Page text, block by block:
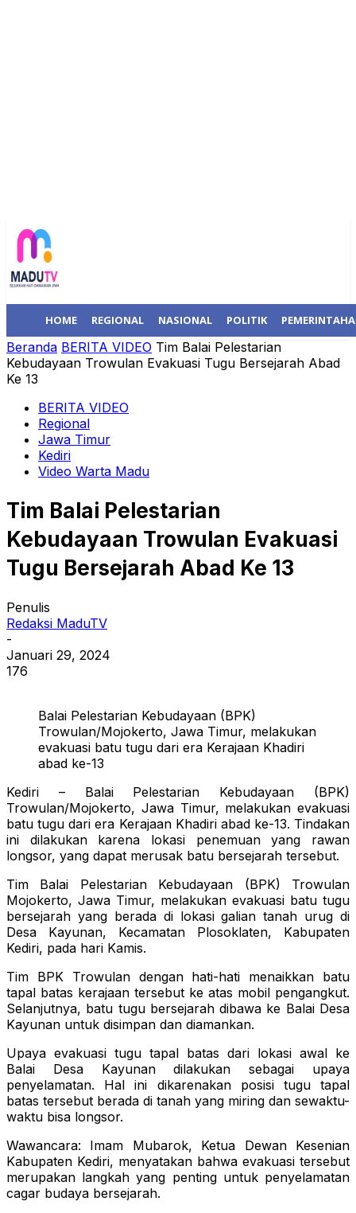
HOME REGIONAL NASIONAL POLITIK
Beranda BERITA VIDEO Tim Balai Pelestarian
Kebudayaan Trowulan Evakuasi Tugu Bersejarah Abad
Ke 13
BERITA VIDEO
Regional
Jawa Timur
Kediri
Video Warta Madu
Tim Balai Pelestarian
Kebudayaan Trowulan Evakuasi
Tugu Bersejarah Abad Ke 13
Penulis
Redaksi MaduTV
-
Januari 29, 2024
176
Balai Pelestarian Kebudayaan (BPK)
Trowulan/Mojokerto, Jawa Timur, melakukan
evakuasi batu tugu dari era Kerajaan Khadiri
abad ke-13
Kediri – Balai Pelestarian Kebudayaan (BPK)
Trowulan/Mojokerto, Jawa Timur, melakukan evakuasi
batu tugu dari era Kerajaan Khadiri abad ke-13. Tindakan
ini dilakukan karena lokasi penemuan yang rawan
longsor, yang dapat merusak batu bersejarah tersebut.
Tim Balai Pelestarian Kebudayaan (BPK) Trowulan
Mojokerto, Jawa Timur, melakukan evakuasi batu tugu
bersejarah yang berada di lokasi galian tanah urug di
Desa Kayunan, Kecamatan Plosoklaten, Kabupaten
Kediri, pada hari Kamis.
Tim BPK Trowulan dengan hati-hati menaikkan batu
tapal batas kerajaan tersebut ke atas mobil pengangkut.
Selanjutnya, batu tugu bersejarah dibawa ke Balai Desa
Kayunan untuk disimpan dan diamankan.
Upaya evakuasi tugu tapal batas dari lokasi awal ke
Balai Desa Kayunan dilakukan sebagai upaya
penyelamatan. Hal ini dikarenakan posisi tugu tapal
batas tersebut berada di tanah yang miring dan sewaktu-
waktu bisa longsor.
Wawancara: Imam Mubarok, Ketua Dewan Kesenian
Kabupaten Kediri, menyatakan bahwa evakuasi tersebut
merupakan langkah yang penting untuk penyelamatan
cagar budaya bersejarah.